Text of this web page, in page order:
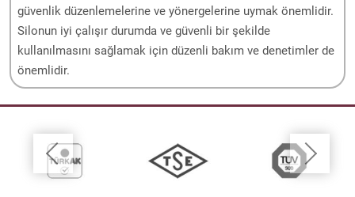
güvenlik düzenlemelerine ve yönergelerine uymak önemlidir.
Silonun iyi çalışır durumda ve güvenli bir şekilde
kullanılmasını sağlamak için düzenli bakım ve denetimler de
önemlidir.